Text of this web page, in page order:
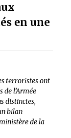
en une
terroristes ont
l’Armée
distinctes,
bilan
de la